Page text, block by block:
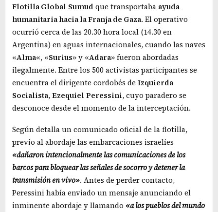
Flotilla Global Sumud que transportaba ayuda
humanitaria hacia la Franja de Gaza. El operativo
ocurrió cerca de las 20.30 hora local (14.30 en
Argentina) en aguas internacionales, cuando las naves
«Alma«, «Surius» y «Adara» fueron abordadas
ilegalmente. Entre los 500 activistas participantes se
encuentra el dirigente cordobés de Izquierda
Socialista,Ezequiel Peressini, cuyo paradero se
desconoce desde el momento de la interceptación.
Según detalla un comunicado oficial de la flotilla,
previo al abordaje las embarcaciones israelíes
«dañaron intencionalmente las comunicaciones de los
barcos para bloquear las señales de socorro y detener la
transmisión en vivo». Antes de perder contacto,
Peressini había enviado un mensaje anunciando el
inminente abordaje y llamando «a los pueblos del mundo